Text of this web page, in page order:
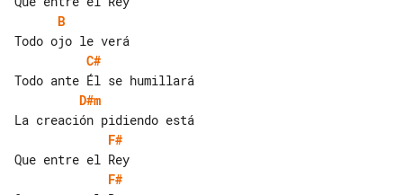
B
C#
D#m
F#
F#